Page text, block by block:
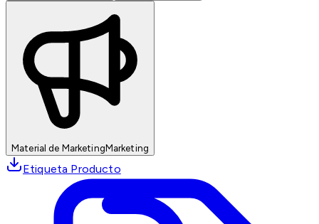
Material de MarketingMarketing
Etiqueta Producto